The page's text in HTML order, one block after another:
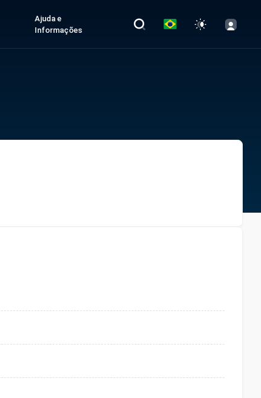
Ajuda e
Informações